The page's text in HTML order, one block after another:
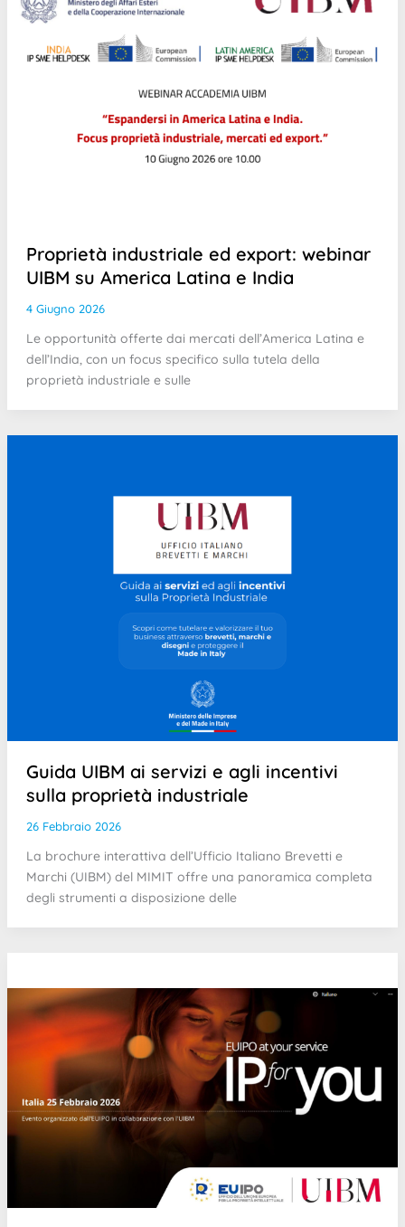
Proprietà industriale ed export: webinar
UIBM su America Latina e India
4 Giugno 2026
Le opportunità offerte dai mercati dell’America Latina e
dell’India, con un focus specifico sulla tutela della
proprietà industriale e sulle
Guida UIBM ai servizi e agli incentivi
sulla proprietà industriale
26 Febbraio 2026
La brochure interattiva dell’Ufficio Italiano Brevetti e
Marchi (UIBM) del MIMIT offre una panoramica completa
degli strumenti a disposizione delle